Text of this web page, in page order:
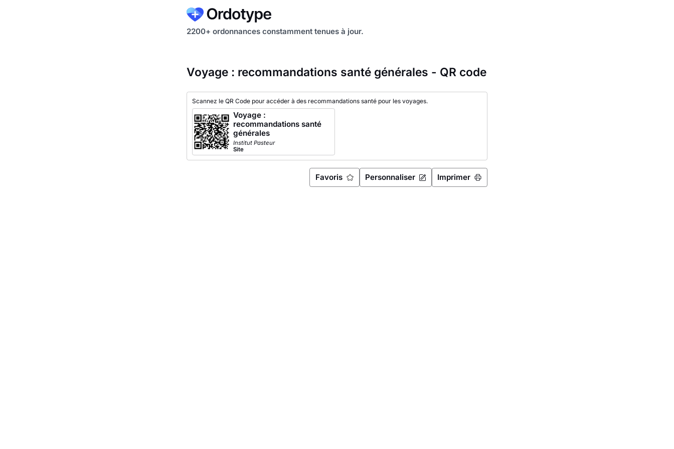
2200+ ordonnances constamment tenues à jour.
Voyage : recommandations santé générales - QR code
Scannez le QR Code pour accéder à des recommandations santé pour les voyages.
Voyage :
recommandations santé
générales
Institut Pasteur
Site
Favoris Personnaliser Imprimer